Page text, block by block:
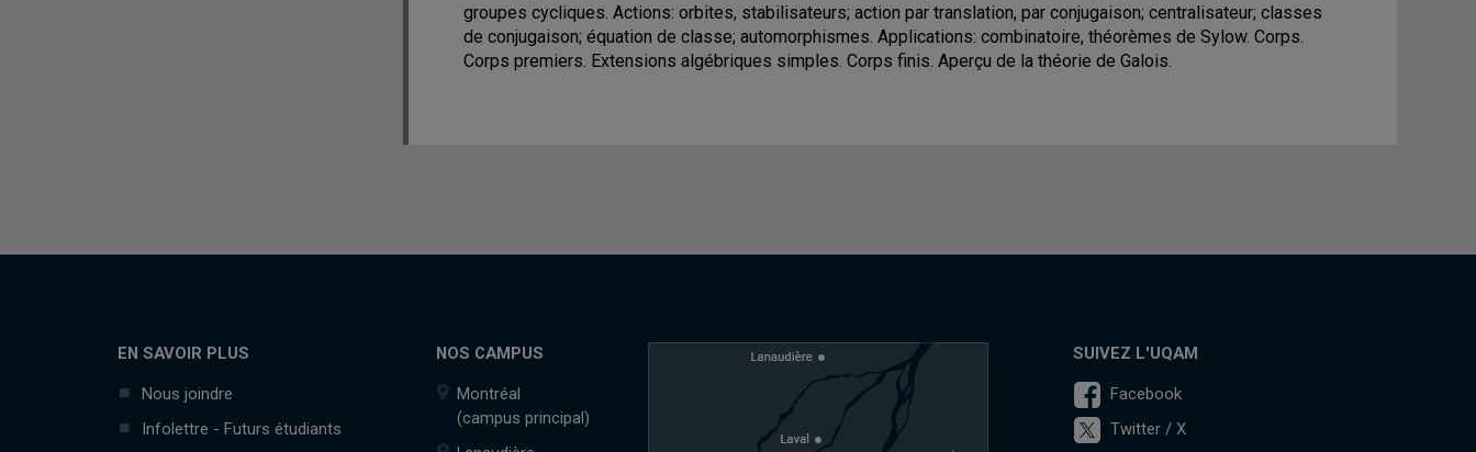
groupes cycliques. Actions: orbites, stabilisateurs; action par translation, par conjugaison; centralisateur; classes
de conjugaison; équation de classe; automorphismes. Applications: combinatoire, théorèmes de Sylow. Corps.
Corps premiers. Extensions algébriques simples. Corps finis. Aperçu de la théorie de Galois.
EN SAVOIR PLUS
Nous joindre
Infolettre - Futurs étudiants
NOS CAMPUS
Montréal
(campus principal)
SUIVEZ L'UQAM
Facebook
Twitter / X